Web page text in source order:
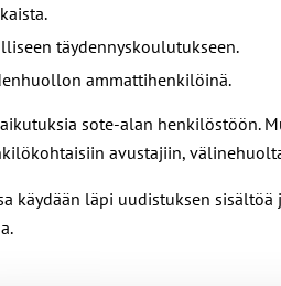
täydennyskoulutukseen.
ammattihenkilöinä.
sote-alan henkilöstöön.
avustajiin,
käydään läpi uudistuksen